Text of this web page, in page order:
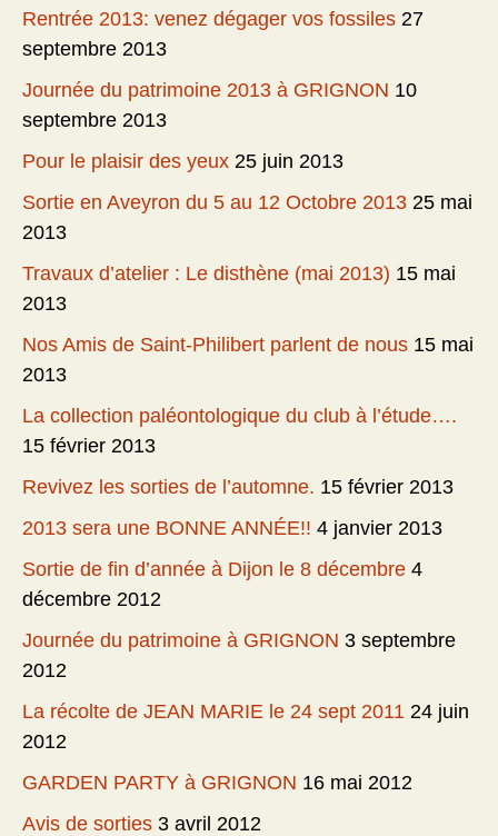
Rentrée 2013: venez dégager vos fossiles 27
septembre 2013
Journée du patrimoine 2013 à GRIGNON 10
septembre 2013
Pour le plaisir des yeux 25 juin 2013
Sortie en Aveyron du 5 au 12 Octobre 2013 25 mai
2013
Travaux d’atelier : Le disthène (mai 2013) 15 mai
2013
Nos Amis de Saint-Philibert parlent de nous 15 mai
2013
La collection paléontologique du club à l’étude….
15 février 2013
Revivez les sorties de l’automne. 15 février 2013
2013 sera une BONNE ANNÉE!! 4 janvier 2013
Sortie de fin d’année à Dijon le 8 décembre 4
décembre 2012
Journée du patrimoine à GRIGNON 3 septembre
2012
La récolte de JEAN MARIE le 24 sept 2011 24 juin
2012
GARDEN PARTY à GRIGNON 16 mai 2012
Avis de sorties 3 avril 2012